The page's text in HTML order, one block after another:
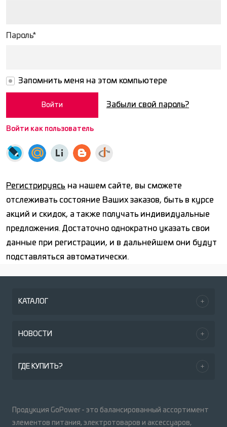
Пароль*
Запомнить меня на этом компьютере
Забыли свой пароль?
Войти как пользователь
Регистрируясь на нашем сайте, вы сможете
отслеживать состояние Ваших заказов, быть в курсе
акций и скидок, а также получать индивидуальные
предложения. Достаточно однократно указать свои
данные при регистрации, и в дальнейшем они будут
подставляться автоматически.
КАТАЛОГ
НОВОСТИ
ГДЕ КУПИТЬ?
Продукция GoPower - это балансированный ассортимент
элементов питания, электротоваров и аксессуаров,